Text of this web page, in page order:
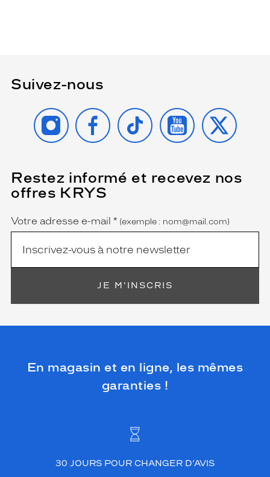
Suivez-nous
INSTAGRAMFACEBOOK
TIKTOK YOUTUBE
X
Restez informé et recevez nos
offres KRYS
Name
Votre adresse e-mail *
(Ce
champ
est
obligatoire)
(exemple : nom@mail.com)
JE M'INSCRIS
En magasin et en ligne, les mêmes
garanties !
30 JOURS POUR CHANGER D’AVIS